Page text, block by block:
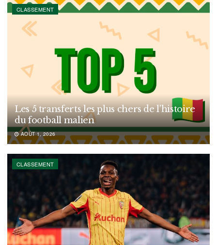
CLASSEMENT
Les 5 transferts les plus chers de l’histoire
du football malien
AOÛT 1, 2026
CLASSEMENT